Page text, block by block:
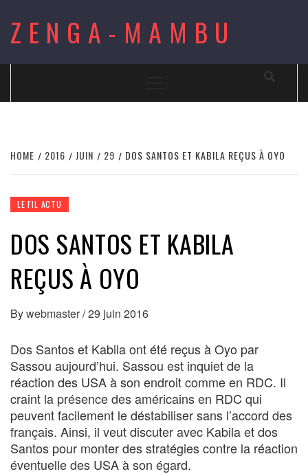
content
ZENGA-MAMBU
HOME 2016 JUIN 29 DOS SANTOS ET KABILA REÇUS À OYO
LE FIL ACTU
DOS SANTOS ET KABILA
REÇUS À OYO
Bywebmaster/29 juin 2016
Dos Santos et Kabila ont été reçus à Oyo par
Sassou aujourd’hui. Sassou est inquiet de la
réaction des USA à son endroit comme en RDC. Il
craint la présence des américains en RDC qui
peuvent facilement le déstabiliser sans l’accord des
français. Ainsi, il veut discuter avec Kabila et dos
Santos pour monter des stratégies contre la réaction
éventuelle des USA à son égard.